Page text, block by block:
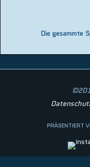
Die gesammte
PRÄSENTIERT